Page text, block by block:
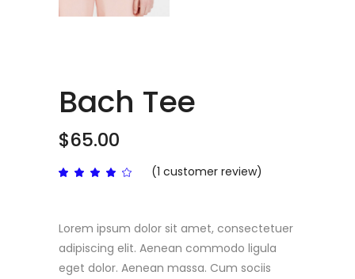
Bach Tee
$65.00
Rated
1
customer
(1 customer review)
Lorem ipsum dolor sit amet, consectetuer
adipiscing elit. Aenean commodo ligula
eget dolor. Aenean massa. Cum sociis